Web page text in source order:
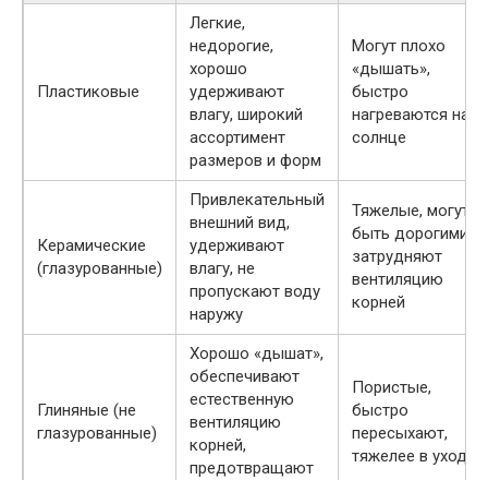
Пластиковые
Легкие,
недорогие,
хорошо
удерживают
влагу, широкий
ассортимент
размеров и форм
Могут плохо
«дышать»,
быстро
нагреваются на
солнце
Керамические
(глазурованные)
Привлекательный
внешний вид,
удерживают
влагу, не
пропускают воду
наружу
Тяжелые, могут
быть дорогими,
затрудняют
вентиляцию
корней
Глиняные (не
глазурованные)
Хорошо «дышат»,
обеспечивают
естественную
вентиляцию
корней,
предотвращают
Пористые,
быстро
пересыхают,
тяжелее в уходе